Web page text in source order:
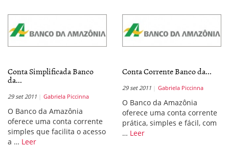
Conta Simplificada Banco
da...
29 set 2011 Gabriela Piccinna
O Banco da Amazônia
oferece uma conta corrente
simples que facilita o acesso
a … Leer
Conta Corrente Banco da...
29 set 2011 Gabriela Piccinna
O Banco da Amazônia
oferece uma conta corrente
prática, simples e fácil, com
… Leer